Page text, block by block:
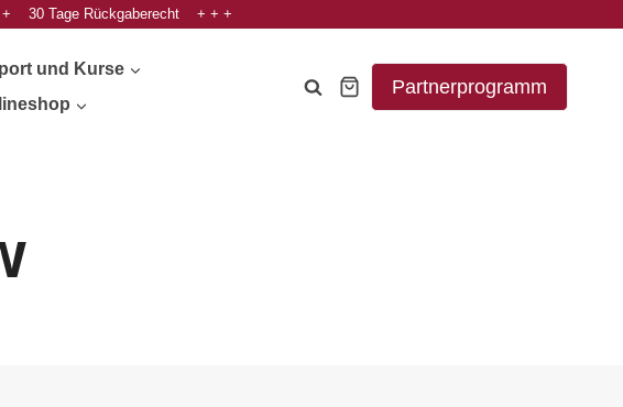
+ 30 Tage Rückgaberecht + + +
und Kurse
Partnerprogramm